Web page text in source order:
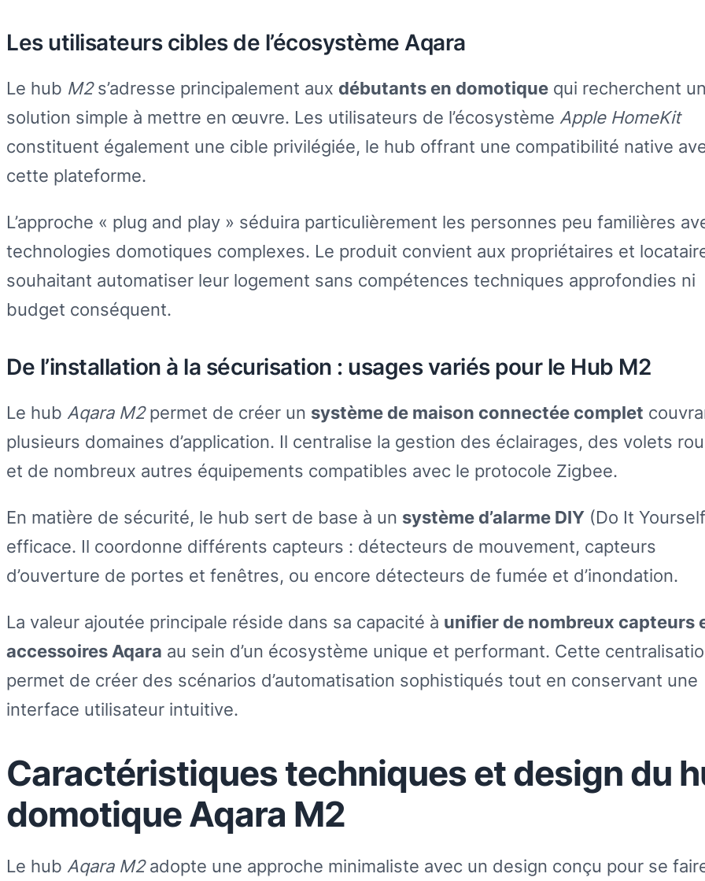
Les utilisateurs cibles de l’écosystème Aqara
Le hub M2s’adresse principalement aux débutants en domotique qui recherchent
solution simple à mettre en œuvre. Les utilisateurs de l’écosystème Apple HomeKit
constituent également une cible privilégiée, le hub offrant une compatibilité native
cette plateforme.
L’approche « plug and play » séduira particulièrement les personnes peu familières
technologies domotiques complexes. Le produit convient aux propriétaires et
souhaitant automatiser leur logement sans compétences techniques approfondies ni
budget conséquent.
De l’installation à la sécurisation : usages variés pour le Hub M2
Le hub Aqara M2permet de créer un système de maison connectée complet
plusieurs domaines d’application. Il centralise la gestion des éclairages, des volets
et de nombreux autres équipements compatibles avec le protocole Zigbee.
En matière de sécurité, le hub sert de base à un système d’alarme DIY (Do It
efficace. Il coordonne différents capteurs : détecteurs de mouvement, capteurs
d’ouverture de portes et fenêtres, ou encore détecteurs de fumée et d’inondation.
La valeur ajoutée principale réside dans sa capacité à unifier de nombreux capteurs
accessoires Aqara au sein d’un écosystème unique et performant. Cette
permet de créer des scénarios d’automatisation sophistiqués tout en conservant une
interface utilisateur intuitive.
Caractéristiques techniques et design du
domotique Aqara M2
Le hub Aqara M2adopte une approche minimaliste avec un design conçu pour se